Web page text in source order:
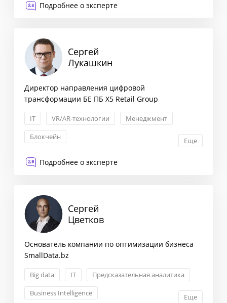
Подробнее о эксперте
Сергей
Лукашкин
Директор направления цифровой
трансформации БЕ ПБ X5 Retail Group
IT VR/AR-технологии
Менеджмент
Блокчейн
Еще
Подробнее о эксперте
Сергей
Цветков
Основатель компании по оптимизации бизнеса
SmallData.bz
Big data IT
Предсказательная аналитика
Business Intelligence
Еще